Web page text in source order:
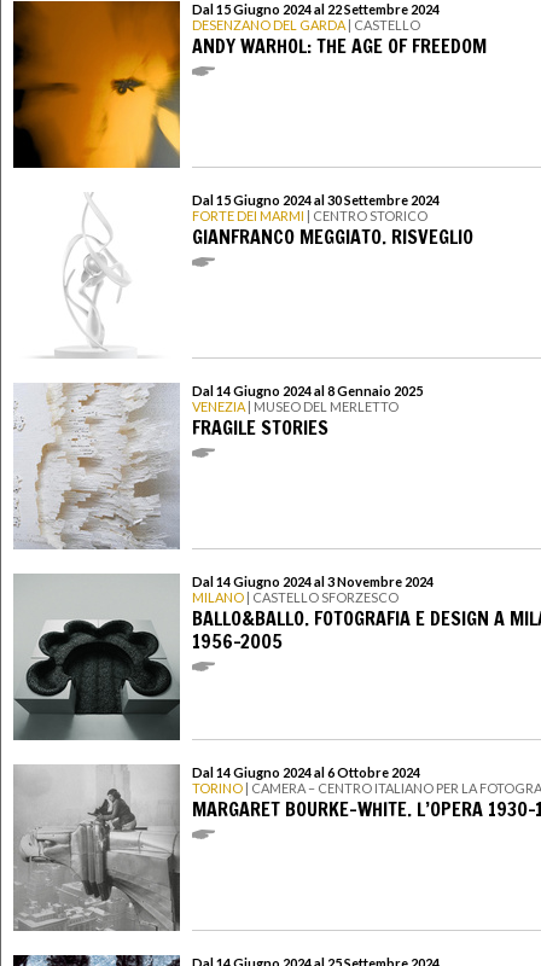
Dal 15 Giugno 2024 al 22 Settembre 2024
DESENZANO DEL GARDA | CASTELLO
ANDY WARHOL: THE AGE OF FREEDOM
Dal 15 Giugno 2024 al 30 Settembre 2024
FORTE DEI MARMI | CENTRO STORICO
GIANFRANCO MEGGIATO. RISVEGLIO
Dal 14 Giugno 2024 al 8 Gennaio 2025
VENEZIA | MUSEO DEL MERLETTO
FRAGILE STORIES
Dal 14 Giugno 2024 al 3 Novembre 2024
MILANO | CASTELLO SFORZESCO
BALLO&BALLO. FOTOGRAFIA E DESIGN A
1956-2005
Dal 14 Giugno 2024 al 6 Ottobre 2024
TORINO | CAMERA – CENTRO ITALIANO PER LA
MARGARET BOURKE-WHITE. L’OPERA